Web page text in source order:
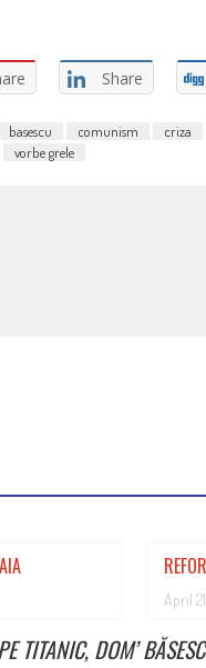
Share
basescu comunism criza
vorbe grele
April
TITANIC, DOM’